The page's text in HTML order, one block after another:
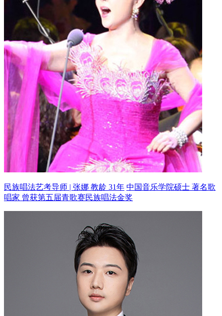
民族唱法艺考导师 | 张娜 教龄 31年 中国音乐学院硕士 著名歌
唱家 曾获第五届青歌赛民族唱法金奖